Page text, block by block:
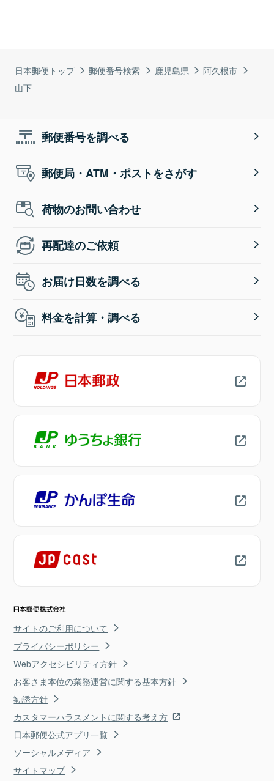
日本郵便トップ 郵便番号検索 鹿児島県
阿久根市
山下
郵便番号を調べる
郵便局・ATM・ポストをさがす
荷物のお問い合わせ
再配達のご依頼
お届け日数を調べる
料金を計算・調べる
サイトのご利用について
プライバシーポリシー
Webアクセシビリティ方針
お客さま本位の業務運営に関する基本方針
勧誘方針
カスタマーハラスメントに関する考え方
日本郵便公式アプリ一覧
ソーシャルメディア
サイトマップ